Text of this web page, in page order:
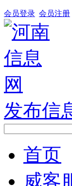
会员登录 会员注册
发布信
首页
威客